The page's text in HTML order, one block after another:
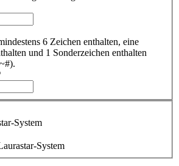
6 Zeichen enthalten, eine
und 1 Sonderzeichen enthalten
System
System